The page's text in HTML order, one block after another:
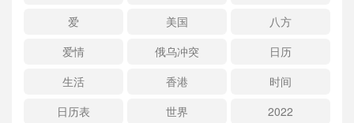
爱
美国
八方
爱情
俄乌冲突
日历
生活
香港
时间
日历表
世界
2022